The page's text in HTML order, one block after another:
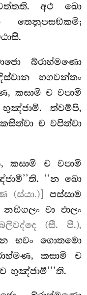
අථ ඛො
තෙනුපසඞ්කමි;
බ්රාහ්මණො
භගවන්තං
කසාමි ච වපාමි
ත්වම්පි,
ච වපිත්වා
කසාමි ච වපාමි
‘‘න ඛො
පස්සාම
වා ඵාලං
(සී. පී.),
භවං ගොතමො
කසාමි ච
භුඤ්ජාමී’’’ති.